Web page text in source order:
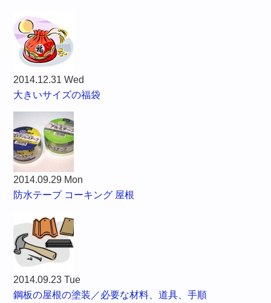
2014.12.31 Wed
大きいサイズの福袋
2014.09.29 Mon
防水テープ コーキング 屋根
2014.09.23 Tue
鋼板の屋根の塗装／必要な材料、道具、手順